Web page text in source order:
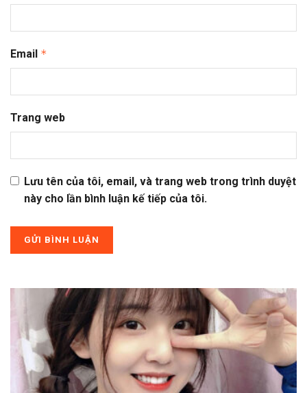
Email *
Trang web
Lưu tên của tôi, email, và trang web trong trình duyệt
này cho lần bình luận kế tiếp của tôi.